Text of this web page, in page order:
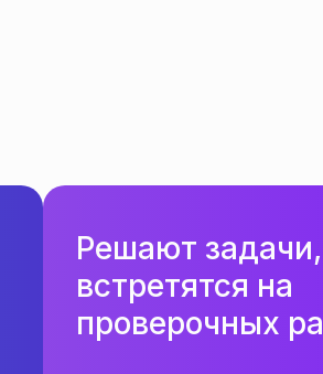
Решают
встретятся на
проверочных